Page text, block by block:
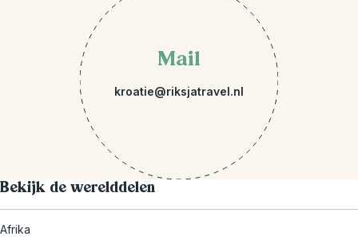
Mail
kroatie@riksjatravel.nl
Bekijk de werelddelen
Afrika